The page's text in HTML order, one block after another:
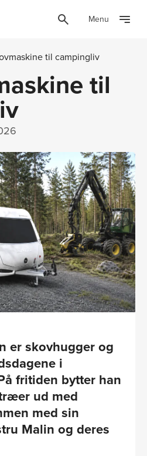
Menu
til campingliv
til
er skovhugger og
i
fritiden bytter han
ud med
med sin
Malin og deres